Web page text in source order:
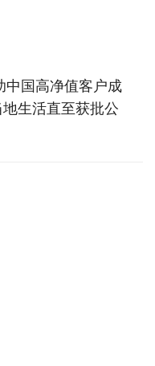
中国高净值客户成
生活直至获批公